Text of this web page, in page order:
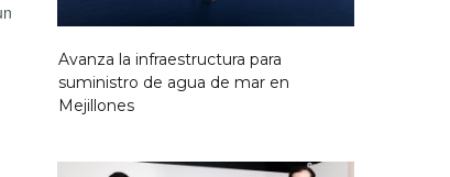
Avanza la infraestructura para
suministro de agua de mar en
Mejillones